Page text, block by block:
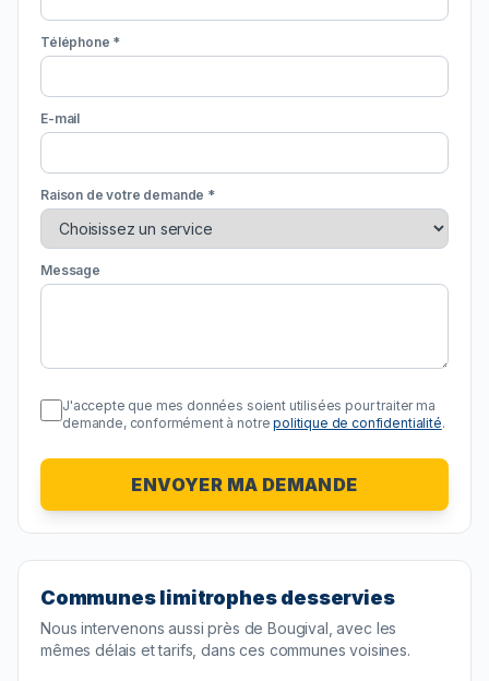
Téléphone *
E-mail
Raison de votre demande *
Message
J'accepte que mes données soient utilisées pour traiter ma
demande, conformément à notre politique de confidentialité.
ENVOYER MA DEMANDE
Communes limitrophes desservies
Nous intervenons aussi près deBougival , avec les
mêmes délais et tarifs, dans ces communes voisines.